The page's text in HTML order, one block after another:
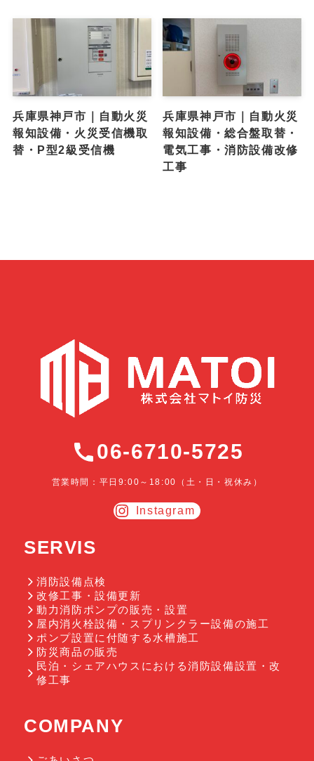
兵庫県神戸市｜自動火災
報知設備・火災受信機取
替・P型2級受信機
兵庫県神戸市｜自動火災
報知設備・総合盤取替・
電気工事・消防設備改修
工事
06-6710-5725
営業時間：平日9:00～18:00（土・日・祝休み）
Instagram
SERVIS
消防設備点検
改修工事・設備更新
動力消防ポンプの販売・設置
屋内消火栓設備・スプリンクラー設備の施工
ポンプ設置に付随する水槽施工
防災商品の販売
民泊・シェアハウスにおける消防設備設置・改
修工事
COMPANY